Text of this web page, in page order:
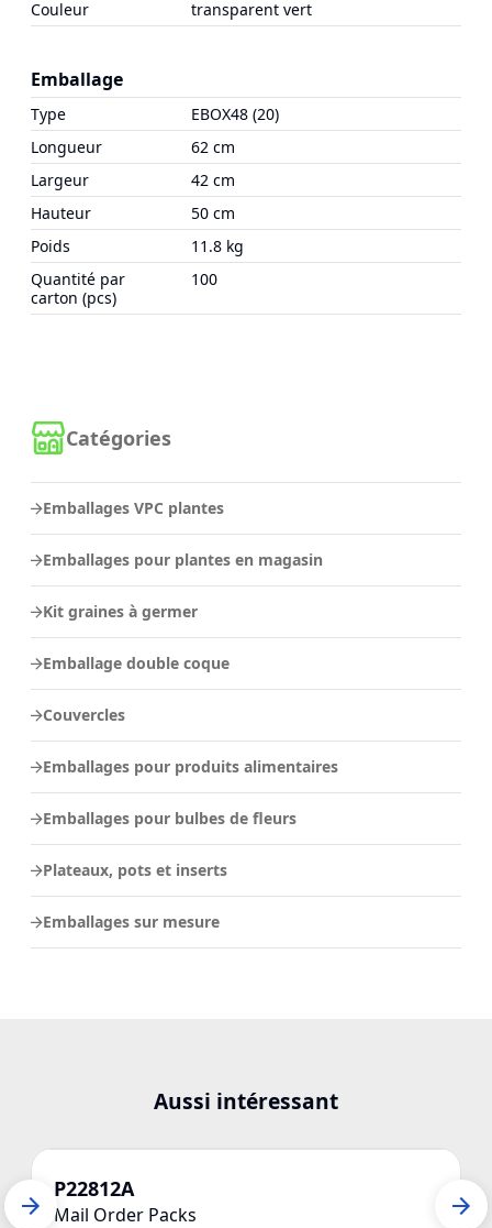
Catégories
Emballages VPC plantes
Emballages pour plantes en magasin
Kit graines à germer
Emballage double coque
Couvercles
Emballages pour produits alimentaires
Emballages pour bulbes de fleurs
Plateaux, pots et inserts
Emballages sur mesure
Couleur transparent vert
Emballage
Type
EBOX48 (20)
Longueur
62 cm
Largeur
42 cm
Hauteur
50 cm
Poids
11.8 kg
Quantité par
carton (pcs)
100
Aussi intéressant
P22812A
Mail Order Packs